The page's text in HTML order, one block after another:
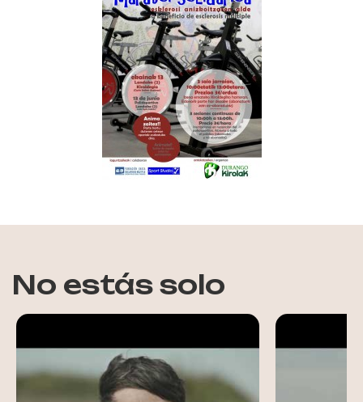
No estás solo